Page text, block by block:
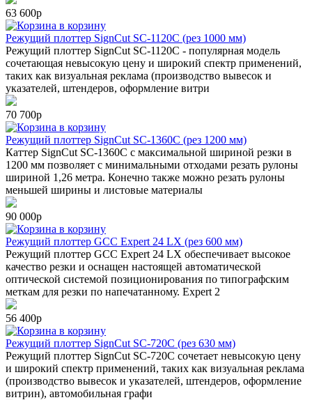
63 600р
в корзину
Режущий плоттер SignCut SC-1120C (рез 1000 мм)
Режущий плоттер SignCut SC-1120C - популярная модель
сочетающая невысокую цену и широкий спектр применений,
таких как визуальная реклама (производство вывесок и
указателей, штендеров, оформление витри
70 700р
в корзину
Режущий плоттер SignCut SC-1360C (рез 1200 мм)
Каттер SignCut SC-1360C с максимальной шириной резки в
1200 мм позволяет с минимальными отходами резать рулоны
шириной 1,26 метра. Конечно также можно резать рулоны
меньшей ширины и листовые материалы
90 000р
в корзину
Режущий плоттер GCC Expert 24 LX (рез 600 мм)
Режущий плоттер GCC Expert 24 LX обеспечивает высокое
качество резки и оснащен настоящей автоматической
оптической системой позиционирования по типографским
меткам для резки по напечатанному. Expert 2
56 400р
в корзину
Режущий плоттер SignCut SC-720C (рез 630 мм)
Режущий плоттер SignCut SC-720C сочетает невысокую цену
и широкий спектр применений, таких как визуальная реклама
(производство вывесок и указателей, штендеров, оформление
витрин), автомобильная графи